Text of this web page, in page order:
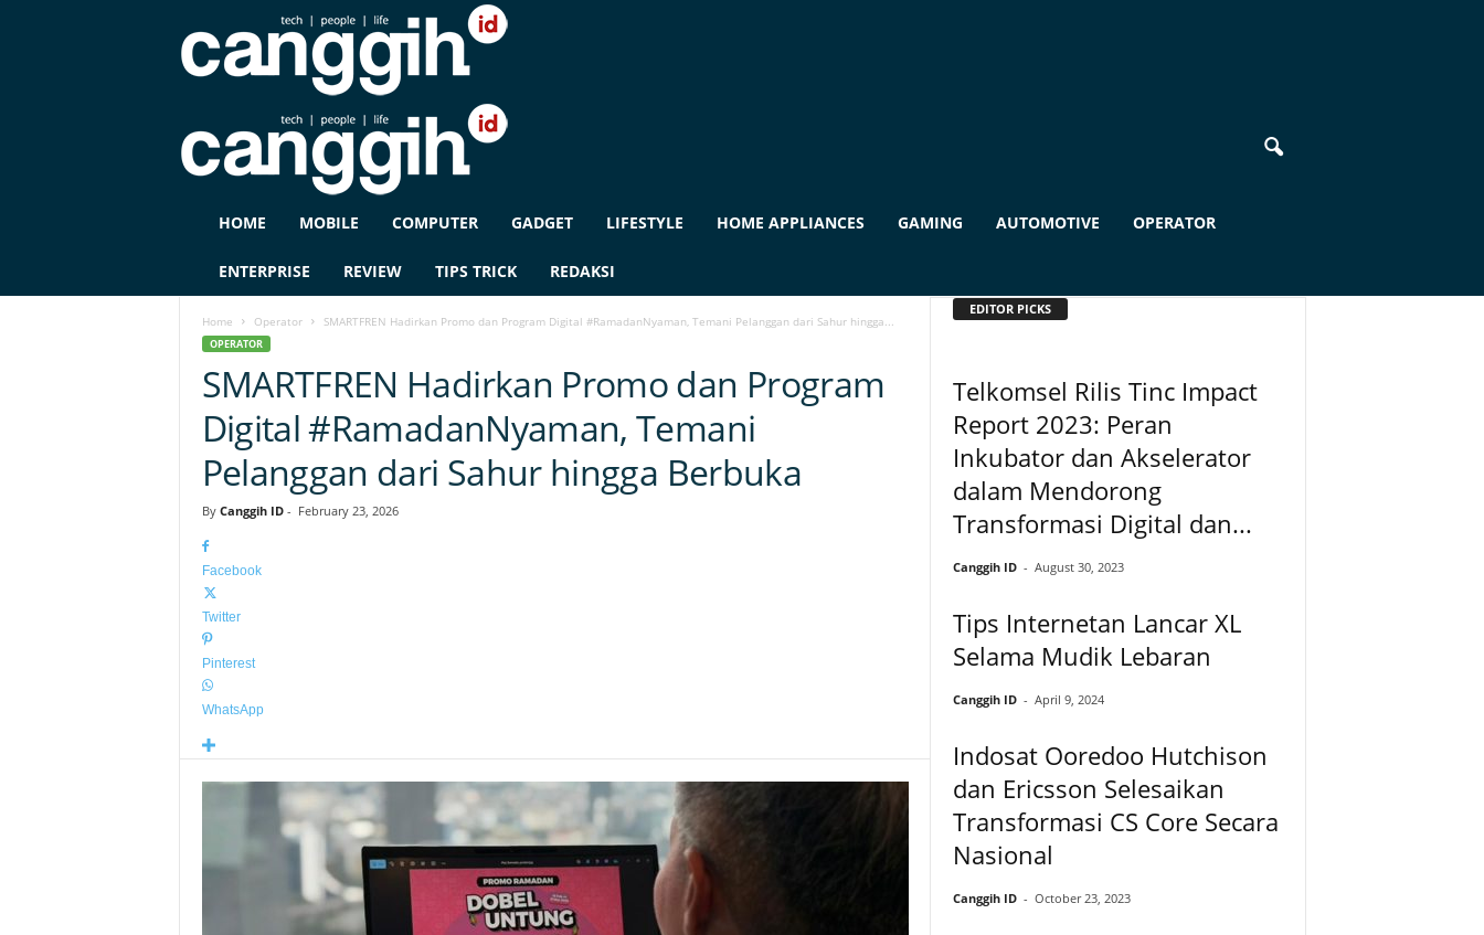
G
HOME MOBILE COMPUTER GADGET LIFESTYLE HOME APPLIANCES GAMING AUTOMOTIVE OPERATOR
ENTERPRISE REVIEW TIPS TRICK REDAKSI
Home Operator SMARTFREN Hadirkan Promo dan Program Digital #RamadanNyaman, Temani Pelanggan dari Sahur hingga...
OPERATOR
SMARTFREN Hadirkan Promo dan Program
Digital #RamadanNyaman, Temani
Pelanggan dari Sahur hingga Berbuka
By Canggih ID- February 23, 2026
Facebook
Twitter
Pinterest
WhatsApp
EDITOR PICKS
Telkomsel Rilis Tinc Impact
Report 2023: Peran
Inkubator dan Akselerator
dalam Mendorong
Transformasi Digital dan...
Canggih ID - August 30, 2023
Tips Internetan Lancar XL
Selama Mudik Lebaran
Canggih ID - April 9, 2024
Indosat Ooredoo Hutchison
dan Ericsson Selesaikan
Transformasi CS Core Secara
Nasional
Canggih ID - October 23, 2023